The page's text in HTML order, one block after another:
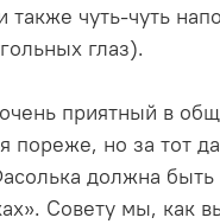
чуть-чуть
глаз).
приятный в
пореже, но за тот
должна быть
Совету мы, как